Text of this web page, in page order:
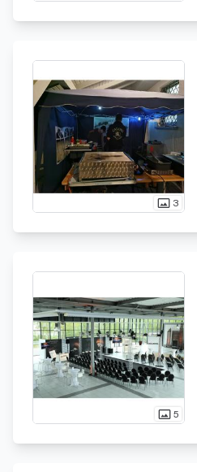
photo_size_select_actual 3
photo_size_select_actual5